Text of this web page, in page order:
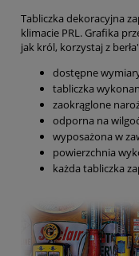
Tabliczka dekoracyjna
klimacie PRL. Grafika
jak król, korzystaj z
dostępne
tabliczka
zaokrąglone
odporna na
wyposażona w
powierzchnia
każda tabliczka